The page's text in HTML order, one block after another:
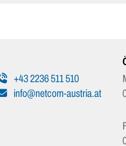
+43 2236 511 510
info@netcom-austria.at